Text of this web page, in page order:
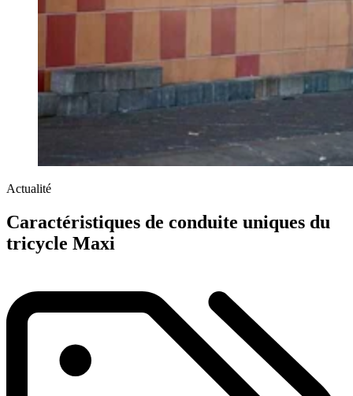
Actualité
Caractéristiques de conduite uniques du
tricycle Maxi